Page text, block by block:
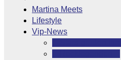
Martina Meets
Lifestyle
Vip-News